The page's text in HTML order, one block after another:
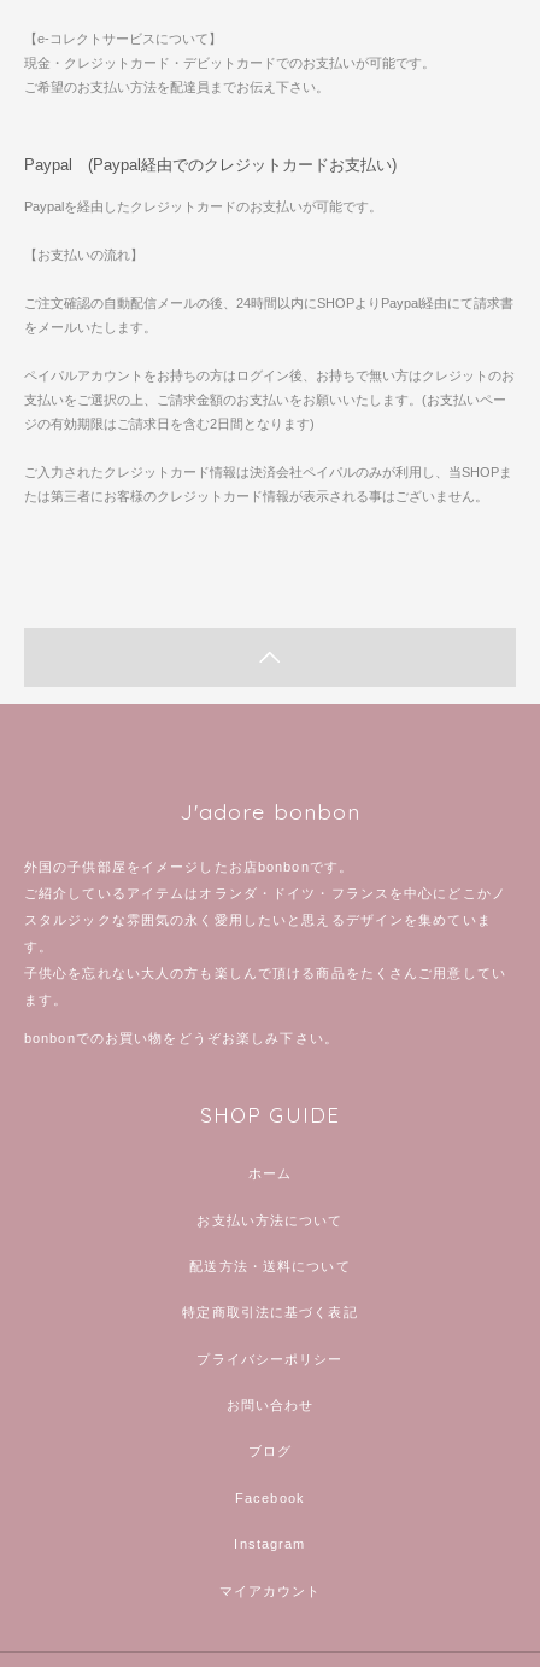
【e-コレクトサービスについて】
現金・クレジットカード・デビットカードでのお支払いが可能です。
ご希望のお支払い方法を配達員までお伝え下さい。
Paypal (Paypal経由でのクレジットカードお支払い)
Paypalを経由したクレジットカードのお支払いが可能です。
【お支払いの流れ】
ご注文確認の自動配信メールの後、24時間以内にSHOPよりPaypal経由にて請求書
をメールいたします。
ペイパルアカウントをお持ちの方はログイン後、お持ちで無い方はクレジットのお
支払いをご選択の上、ご請求金額のお支払いをお願いいたします。(お支払いペー
ジの有効期限はご請求日を含む2日間となります)
ご入力されたクレジットカード情報は決済会社ペイパルのみが利用し、当SHOPま
たは第三者にお客様のクレジットカード情報が表示される事はございません。
J'adore bonbon
外国の子供部屋をイメージしたお店bonbonです。
ご紹介しているアイテムはオランダ・ドイツ・フランスを中心にどこかノ
スタルジックな雰囲気の永く愛用したいと思えるデザインを集めていま
す。
子供心を忘れない大人の方も楽しんで頂ける商品をたくさんご用意してい
ます。
bonbonでのお買い物をどうぞお楽しみ下さい。
SHOP GUIDE
ホーム
お支払い方法について
配送方法・送料について
特定商取引法に基づく表記
プライバシーポリシー
お問い合わせ
ブログ
Facebook
Instagram
マイアカウント